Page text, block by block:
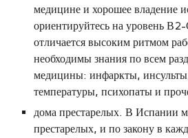
медицине и хорошее владение
ориентируйтесь на уровень
отличается высоким ритмом
необходимы знания по всем
медицины: инфаркты,
температуры, психопаты и
дома престарелых. В Испании
престарелых, и по закону в